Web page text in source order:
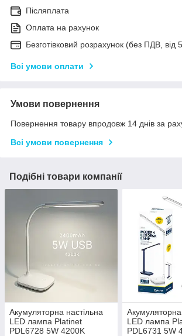
Післяплата
Оплата на рахунок
Безготівковий розрахунок (без ПДВ, від
Всі умови оплати
Умови повернення
Повернення товару впродовж 14 днів за
Всі умови повернення
Подібні товари компанії
Акумуляторна настільна
LED лампа Platinet
PDL6728 5W 4200K
Акумуляторна
LED лампа
PDL6731 5W